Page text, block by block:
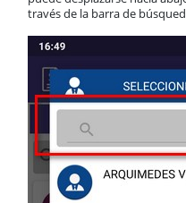
través de la barra de